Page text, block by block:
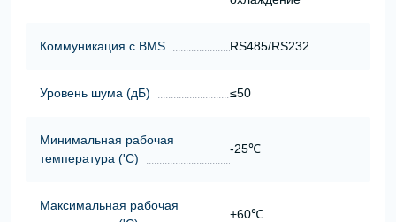
Коммуникация с BMS RS485/RS232
Уровень шума (дБ) ≤50
Минимальная рабочая
температура ('С)
-25℃
Максимальная рабочая
+60℃